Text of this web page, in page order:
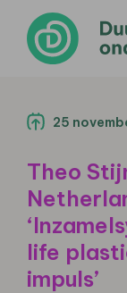
25
Theo
life
impuls’